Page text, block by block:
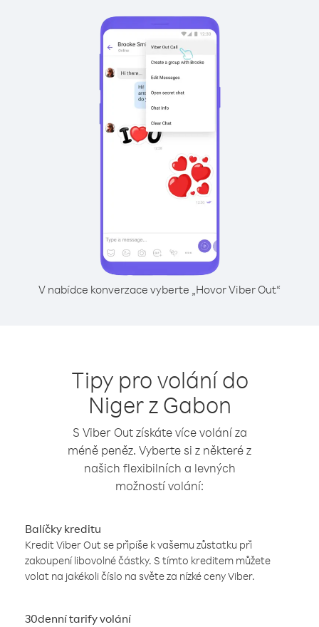
V nabídce konverzace vyberte „Hovor Viber Out“
Tipy pro volání do
Niger z Gabon
S Viber Out získáte více volání za
méně peněz. Vyberte si z některé z
našich flexibilních a levných
možností volání:
Balíčky kreditu
Kredit Viber Out se připíše k vašemu zůstatku při
zakoupení libovolné částky. S tímto kreditem můžete
volat na jakékoli číslo na světe za nízké ceny Viber.
30denní tarify volání